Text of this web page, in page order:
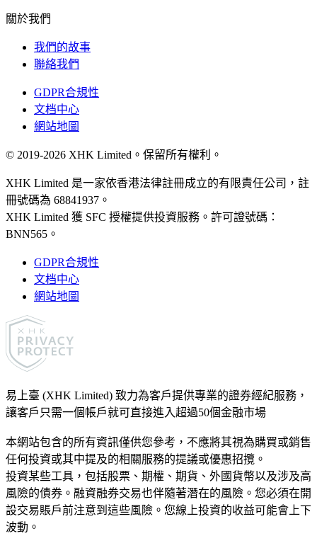
關於我們
我們的故事
聯絡我們
GDPR合規性
文档中心
網站地圖
© 2019-2026 XHK Limited 。保留所有權利。
XHK Limited 是一家依香港法律註冊成立的有限責任公司，註
冊號碼為 68841937。
XHK Limited 獲 SFC 授權提供投資服務。許可證號碼：
BNN565。
GDPR合規性
文档中心
網站地圖
易上臺 (XHK Limited) 致力為客戶提供專業的證券經紀服務，
讓客戶只需一個帳戶就可直接進入超過50個金融市場
本網站包含的所有資訊僅供您參考，不應將其視為購買或銷售
任何投資或其中提及的相關服務的提議或優惠招攬。
投資某些工具，包括股票、期權、期貨、外國貨幣以及涉及高
風險的債券。融資融券交易也伴隨著潛在的風險。您必須在開
設交易賬戶前注意到這些風險。您線上投資的收益可能會上下
波動。